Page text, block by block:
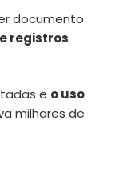
documento
registros
e o uso
milhares de